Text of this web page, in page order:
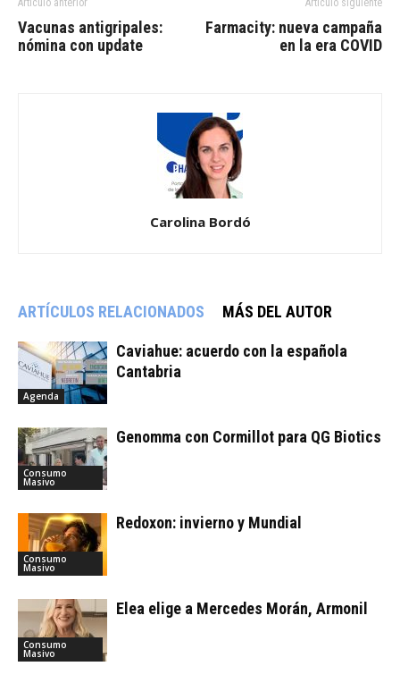
Artículo anterior
Vacunas antigripales:
nómina con update
Artículo siguiente
Farmacity: nueva campaña
en la era COVID
Carolina Bordó
ARTÍCULOS RELACIONADOS MÁS DEL AUTOR
Agenda
Caviahue: acuerdo con la española
Cantabria
Consumo
Masivo
Genomma con Cormillot para QG Biotics
Consumo
Masivo
Redoxon: invierno y Mundial
Consumo
Masivo
Elea elige a Mercedes Morán, Armonil